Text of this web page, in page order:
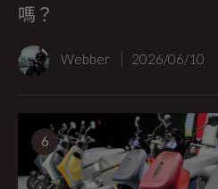
嗎？
Webber 2026/06/10
6